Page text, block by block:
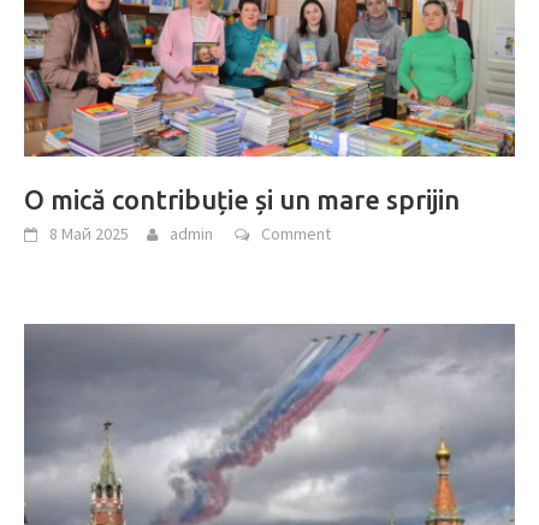
O mică contribuție și un mare sprijin
8 Май 2025 admin Comment